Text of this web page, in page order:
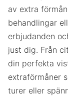
av extra
behandlingar
erbjudanden
just dig. Från
din perfekta
extraförmåner
turer eller